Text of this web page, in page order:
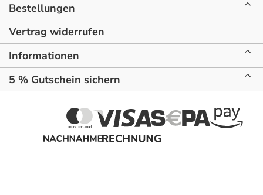
Bestellungen
Vertrag widerrufen
Informationen
5 % Gutschein sichern